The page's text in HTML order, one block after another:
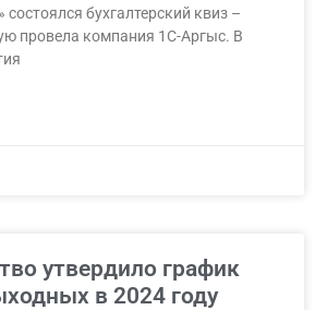
бухгалтерский квиз –
провела компания 1С-Аргыс. В
утвердило график
в 2024 году